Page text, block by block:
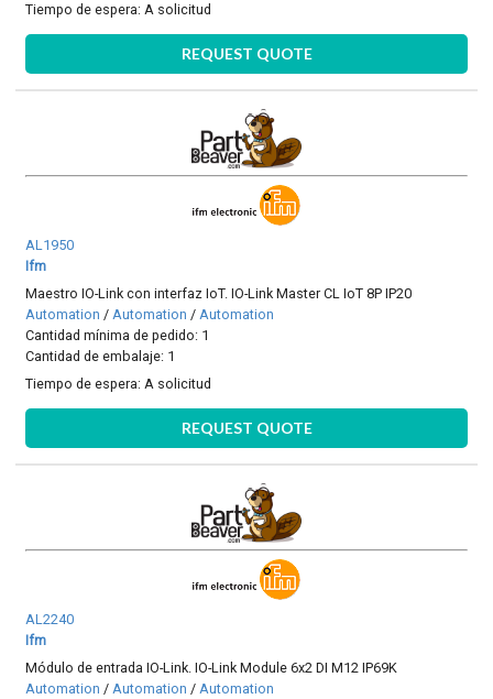
Tiempo de espera:A solicitud
REQUEST QUOTE
AL1950
Ifm
Maestro IO-Link con interfaz IoT. IO-Link Master CL IoT 8P IP20
Automation / Automation / Automation
Cantidad mínima de pedido: 1
Cantidad de embalaje: 1
Tiempo de espera:A solicitud
REQUEST QUOTE
AL2240
Ifm
Módulo de entrada IO-Link. IO-Link Module 6x2 DI M12 IP69K
Automation / Automation / Automation